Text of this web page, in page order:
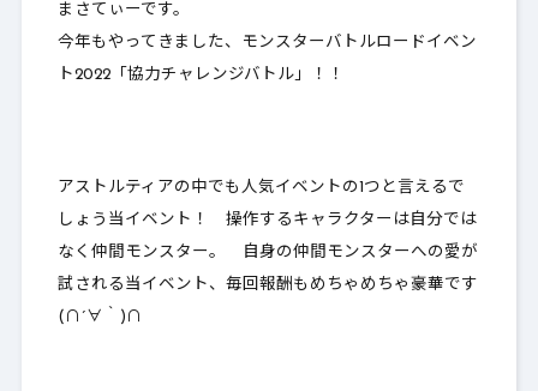
まさてぃーです。
今年もやってきました、モンスターバトルロードイベン
ト2022「 協力チャレンジバトル」！！
アストルティアの中でも人気イベントの1つと言えるで
しょう当イベント！ 操作するキャラクターは自分では
なく仲間モンスター。 自身の仲間モンスターへの愛が
試される当イベント、毎回報酬もめちゃめちゃ豪華です
(∩´∀｀)∩